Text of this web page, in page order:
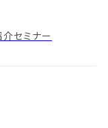
セミナー